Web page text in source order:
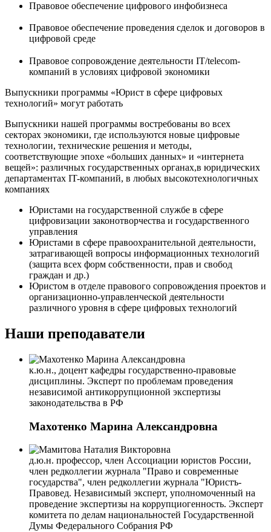
Правовое обеспечение цифрового инфобизнеса
Правовое обеспечение проведения сделок и договоров в
цифровой среде
Правовое сопровождение деятельности IT/telecom-
компаний в условиях цифровой экономики
Выпускники программы «Юрист в сфере цифровых
технологий» могут работать
Выпускники нашей программы востребованы во всех
секторах экономики, где используются новые цифровые
технологии, технические решения и методы,
соответствующие эпохе «больших данных» и «интернета
вещей»: различных государственных органах,в юридических
департаментах IT-компаний, в любых высокотехнологичных
компаниях
Юристами на государственной службе в сфере
цифровизации законотворчества и государственного
управления
Юристами в сфере правоохранительной деятельности,
затрагивающей вопросы информационных технологий
(защита всех форм собственности, прав и свобод
граждан и др.)
Юристом в отделе правового сопровождения проектов и
организационно-управленческой деятельности
различного уровня в сфере цифровых технологий
Наши преподаватели
к.ю.н., доцент кафедры государственно-правовые
дисциплины. Эксперт по проблемам проведения
независимой антикоррупционной экспертизы
законодательства в РФ
Махотенко Марина Александровна
д.ю.н. профессор, член Ассоциации юристов России,
член редколлегии журнала "Право и современные
государства", член редколлегии журнала "Юристъ-
Правовед. Независимый эксперт, уполномоченный на
проведение экспертизы на коррупциогенность. Эксперт
комитета по делам национальностей Государственной
Думы Федерального Собрания РФ